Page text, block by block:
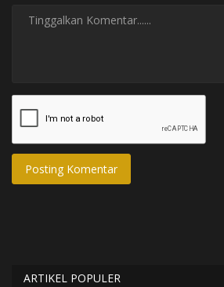
Posting Komentar
ARTIKEL POPULER